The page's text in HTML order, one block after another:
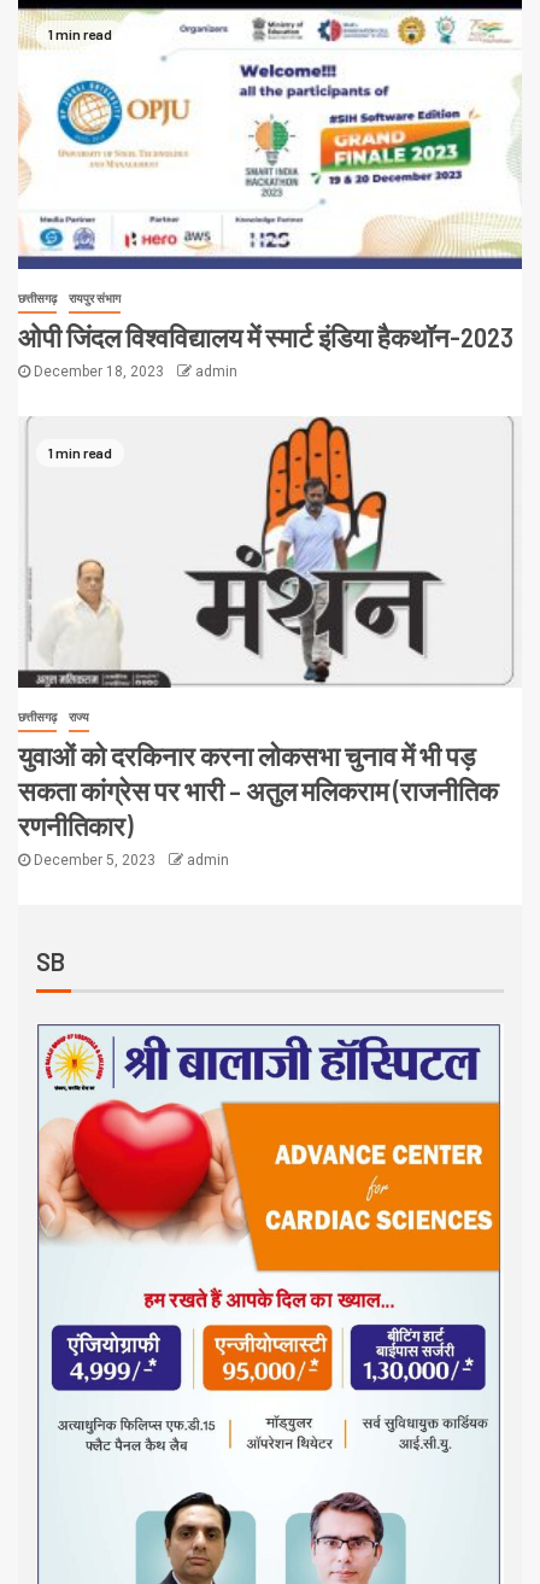
1 min read
छत्तीसगढ़ रायपुर संभाग
ओपी जिंदल विश्वविद्यालय में स्मार्ट इंडिया हैकथॉन-2023
December 18, 2023 admin
1 min read
छत्तीसगढ़ राज्य
युवाओं को दरकिनार करना लोकसभा चुनाव में भी पड़
सकता कांग्रेस पर भारी – अतुल मलिकराम (राजनीतिक
रणनीतिकार)
December 5, 2023 admin
SB